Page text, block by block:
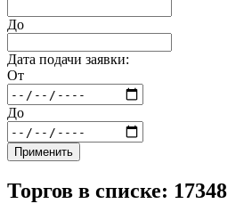
До
Дата подачи заявки:
От
До
Применить
Торгов в списке: 17348